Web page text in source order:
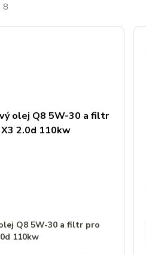
8
Q8 5W-30 a filtr pro
110kw